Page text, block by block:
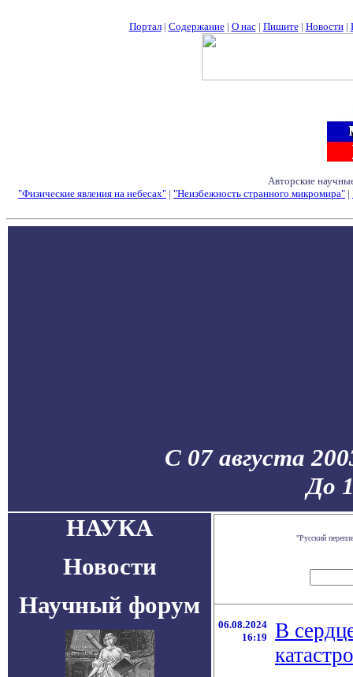
Портал| Содержание| О нас| Пишите| Новости|
Авторские
"Физические явления на небесах" | "Неизбежность странного микромира" |
С 07 августа
До
НАУКА
Новости
Научный форум
"Русский
06.08.2024
16:19
В